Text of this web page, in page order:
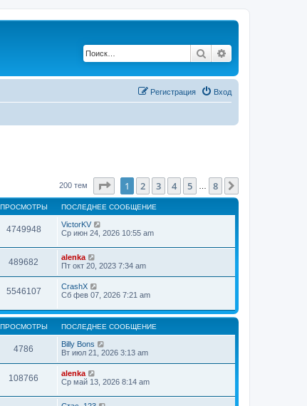
Поиск
Вход
Регистрация
200 тем Страница1 из
1 2 3 4 5 8
ПРОСМОТРЫ ПОСЛЕДНЕЕ СООБЩЕНИЕ
4749948
VictorKV
Ср июн 24, 2026 10:55 am
489682
alenka
Пт окт 20, 2023 7:34 am
5546107
CrashX
Сб фев 07, 2026 7:21 am
ПРОСМОТРЫ ПОСЛЕДНЕЕ СООБЩЕНИЕ
4786
Billy Bons
Вт июл 21, 2026 3:13 am
108766
alenka
Ср май 13, 2026 8:14 am